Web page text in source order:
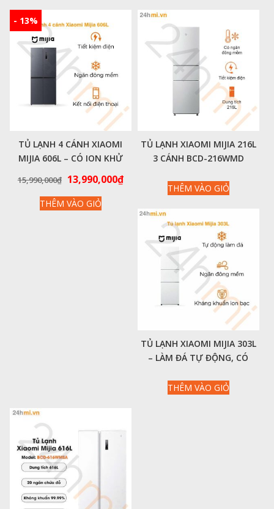
- 13%
TỦ LẠNH 4 CÁNH XIAOMI
MIJIA 606L – CÓ ION KHỬ
KHUẨN, CẤP ĐÔNG NHANH
CHÓNG
15,990,000₫ Giá
là:
13,990,000₫Giá
13,990,000₫.
THÊM VÀO GIỎ
TỦ LẠNH XIAOMI MIJIA 216L
3 CÁNH BCD-216WMD
THÊM VÀO GIỎ
TỦ LẠNH XIAOMI MIJIA 303L
– LÀM ĐÁ TỰ ĐỘNG, CÓ
THÊM VÀO GIỎ